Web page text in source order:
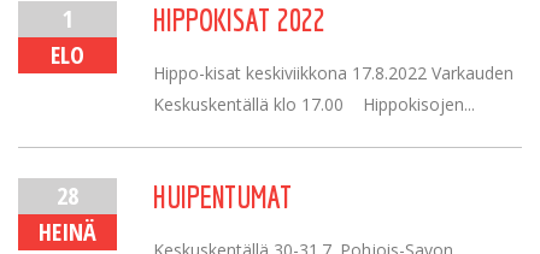
1
ELO
HIPPOKISAT 2022
Hippo-kisat keskiviikkona 17.8.2022 Varkauden
Keskuskentällä klo 17.00 Hippokisojen...
28
HEINÄ
HUIPENTUMAT